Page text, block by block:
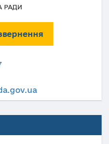
РАДИ